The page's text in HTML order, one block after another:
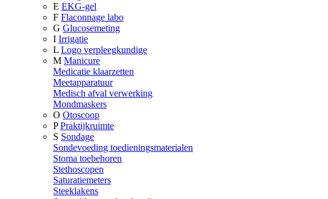
E EKG-gel
F Flaconnage labo
G Glucosemeting
I Irrigatie
L Logo verpleegkundige
M Manicure
Medicatie klaarzetten
Meetapparatuur
Medisch afval verwerking
Mondmaskers
O Otoscoop
P Praktijkruimte
S Sondage
Sondevoeding toedieningsmaterialen
Stoma toebehoren
Stethoscopen
Saturatiemeters
Steeklakens